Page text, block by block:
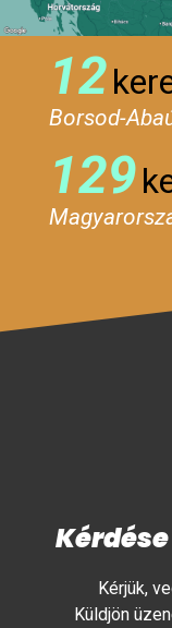
12
Borsod-
129
Kérjük,
Küldjön